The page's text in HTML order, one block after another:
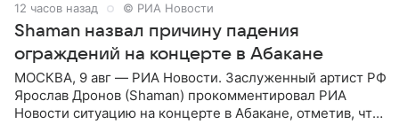
12 часов назад © РИА Новости
Shaman назвал причину падения
ограждений на концерте в Абакане
МОСКВА, 9 авг — РИА Новости. Заслуженный артист РФ
Ярослав Дронов (Shaman) прокомментировал РИА
Новости ситуацию на концерте в Абакане, отметив, что